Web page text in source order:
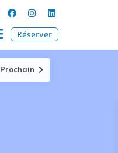
Réserver
Prochain